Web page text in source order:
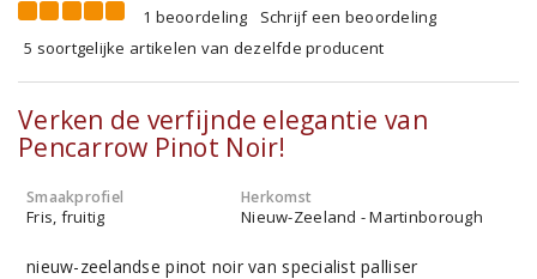
1 beoordeling
Schrijf een beoordeling
5 soortgelijke artikelen van dezelfde producent
Verken de verfijnde elegantie van
Pencarrow Pinot Noir!
Smaakprofiel
Fris, fruitig
Herkomst
Nieuw-Zeeland - Martinborough
nieuw-zeelandse pinot noir van specialist palliser